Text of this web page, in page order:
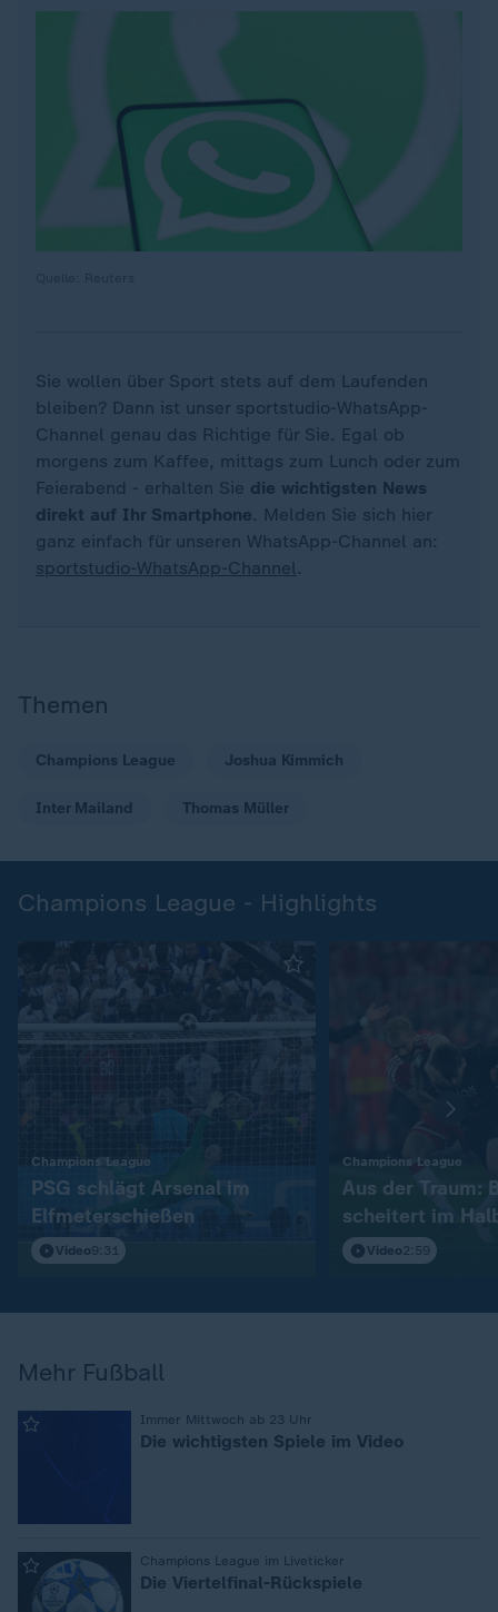
Sie wollen über Sport stets auf dem Laufenden
bleiben? Dann ist unser sportstudio-WhatsApp-
Channel genau das Richtige für Sie. Egal ob
morgens zum Kaffee, mittags zum Lunch oder zum
Feierabend - erhalten Sie die wichtigsten News
direkt auf Ihr Smartphone. Melden Sie sich hier
ganz einfach für unseren WhatsApp-Channel an:
sportstudio-WhatsApp-Channel.
Themen
Champions League Joshua Kimmich
Inter Mailand Thomas Müller
Champions League - Highlights
Champions League
PSG schlägt Arsenal im
Elfmeterschießen
Video9:31
Champions League
Aus der Traum:
scheitert im
Video2:59
Mehr Fußball
Immer Mittwoch ab 23 Uhr
Die wichtigsten Spiele im Video
Champions League im Liveticker
Die Viertelfinal-Rückspiele